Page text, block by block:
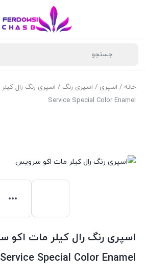
خانه / اسپری / اسپری رنگ
Service Special Color Enamel
Service Special Color Enamel